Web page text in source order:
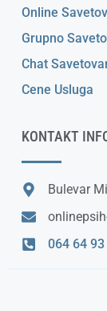
Online
Grupno
Chat
Cene Usluga
KONTAKT
Bulevar
064 64